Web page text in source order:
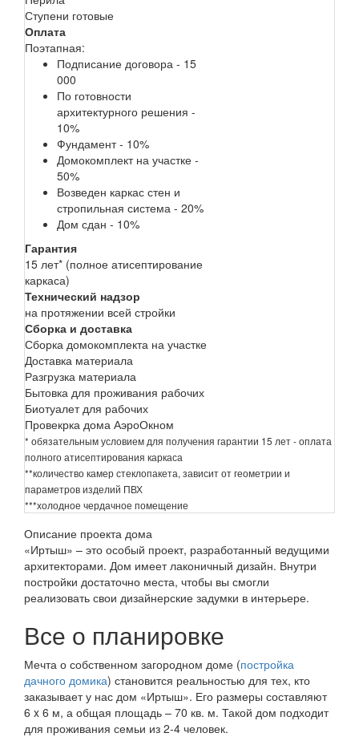
Ступени готовые
Оплата
Поэтапная:
Подписание договора - 15
000
По готовности
архитектурного решения -
10%
Фундамент - 10%
Домокомплект на участке -
50%
Возведен каркас стен и
стропильная система - 20%
Дом сдан - 10%
Гарантия
15 лет* (полное атисептирование
каркаса)
Технический надзор
на протяжении всей стройки
Сборка и доставка
Сборка домокомплекта на участке
Доставка материала
Разгрузка материала
Бытовка для проживания рабочих
Биотуалет для рабочих
Провекрка дома АэроОкном
* обязательным условием для получения гарантии 15 лет - оплата
полного атисептирования каркаса
**количество камер стеклопакета, зависит от геометрии и
параметров изделий ПВХ
***холодное чердачное помещение
Описание проекта дома
«Иртыш» – это особый проект, разработанный ведущими
архитекторами. Дом имеет лаконичный дизайн. Внутри
постройки достаточно места, чтобы вы смогли
реализовать свои дизайнерские задумки в интерьере.
Все о планировке
Мечта о собственном загородном доме (постройка
дачного домика) становится реальностью для тех, кто
заказывает у нас дом «Иртыш». Его размеры составляют
6 x 6 м, а общая площадь – 70 кв. м. Такой дом подходит
для проживания семьи из 2-4 человек.